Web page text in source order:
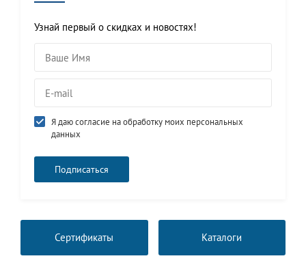
Узнай первый о скидках и новостях!
Я даю согласие на обработку моих персональных
данных
Сертификаты Каталоги